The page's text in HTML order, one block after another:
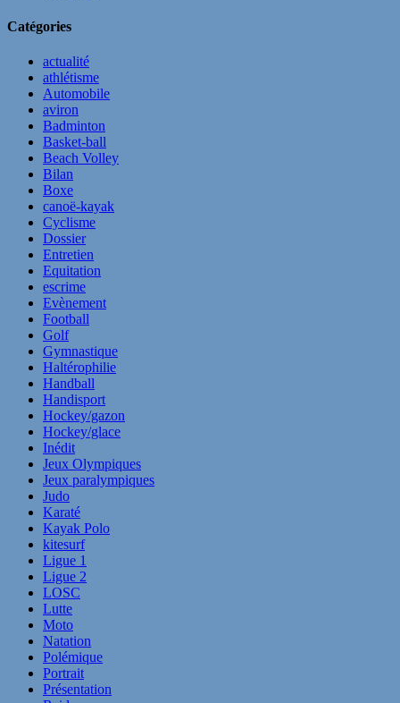
Catégories
actualité
athlétisme
Automobile
aviron
Badminton
Basket-ball
Beach Volley
Bilan
Boxe
canoë-kayak
Cyclisme
Dossier
Entretien
Equitation
escrime
Evènement
Football
Golf
Gymnastique
Haltérophilie
Handball
Handisport
Hockey/gazon
Hockey/glace
Inédit
Jeux Olympiques
Jeux paralympiques
Judo
Karaté
Kayak Polo
kitesurf
Ligue 1
Ligue 2
LOSC
Lutte
Moto
Natation
Polémique
Portrait
Présentation